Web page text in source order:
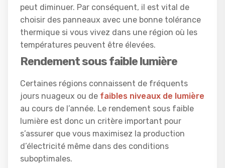
peut diminuer. Par conséquent, il est vital de
choisir des panneaux avec une bonne tolérance
thermique si vous vivez dans une région où les
températures peuvent être élevées.
Rendement sous faible lumière
Certaines régions connaissent de fréquents
jours nuageux ou de faibles niveaux de lumière
au cours de l’année. Le rendement sous faible
lumière est donc un critère important pour
s’assurer que vous maximisez la production
d’électricité même dans des conditions
suboptimales.